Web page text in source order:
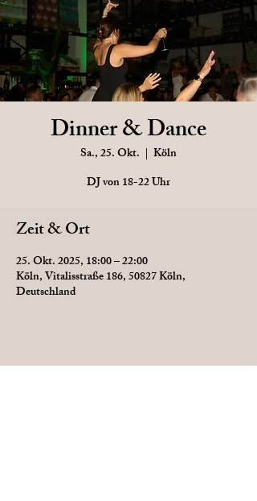
Dinner & Dance
Sa., 25. Okt.
  |
Köln
DJ von 18-22 Uhr
Zeit & Ort
25. Okt. 2025, 18:00 – 22:00
Köln, Vitalisstraße 186, 50827 Köln,
Deutschland